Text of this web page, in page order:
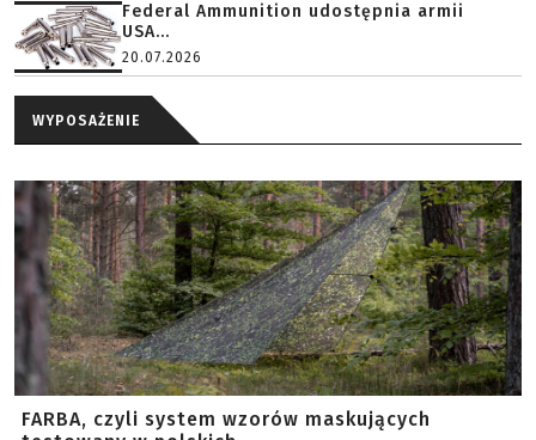
Federal Ammunition udostępnia armii
USA...
20.07.2026
WYPOSAŻENIE
FARBA, czyli system wzorów maskujących